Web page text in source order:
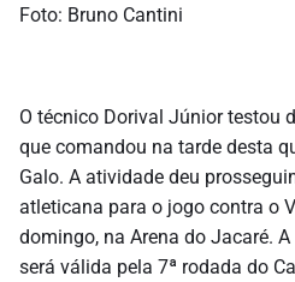
Foto: Bruno Cantini
O técnico Dorival Júnior testou
que comandou na tarde desta
Galo. A atividade deu
atleticana para o jogo contra o
domingo, na Arena do Jacaré.
será válida pela 7ª rodada do